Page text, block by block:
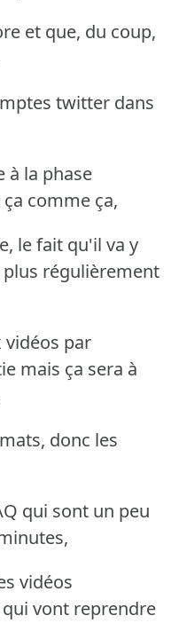
et que, du coup,
twitter dans
à la phase
comme ça,
le fait qu'il va y
régulièrement
vidéos par
mais ça sera à
donc les
qui sont un peu
vidéos
vont reprendre